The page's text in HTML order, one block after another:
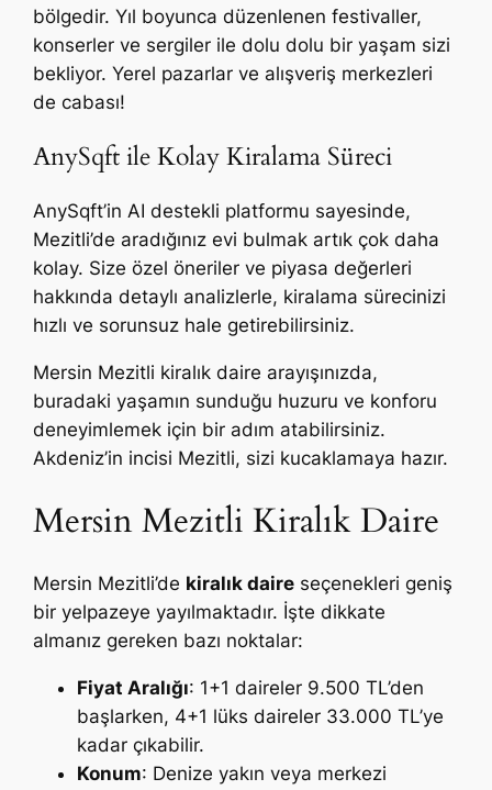
bölgedir. Yıl boyunca düzenlenen festivaller,
konserler ve sergiler ile dolu dolu bir yaşam sizi
bekliyor. Yerel pazarlar ve alışveriş merkezleri
de cabası!
AnySqft ile Kolay Kiralama Süreci
AnySqft’in AI destekli platformu sayesinde,
Mezitli’de aradığınız evi bulmak artık çok daha
kolay. Size özel öneriler ve piyasa değerleri
hakkında detaylı analizlerle, kiralama sürecinizi
hızlı ve sorunsuz hale getirebilirsiniz.
Mersin Mezitli kiralık daire arayışınızda,
buradaki yaşamın sunduğu huzuru ve konforu
deneyimlemek için bir adım atabilirsiniz.
Akdeniz’in incisi Mezitli, sizi kucaklamaya hazır.
Mersin Mezitli Kiralık Daire
Mersin Mezitli’de kiralık daire seçenekleri geniş
bir yelpazeye yayılmaktadır. İşte dikkate
almanız gereken bazı noktalar:
Fiyat Aralığı: 1+1 daireler 9.500 TL’den
başlarken, 4+1 lüks daireler 33.000 TL’ye
kadar çıkabilir.
Konum: Denize yakın veya merkezi